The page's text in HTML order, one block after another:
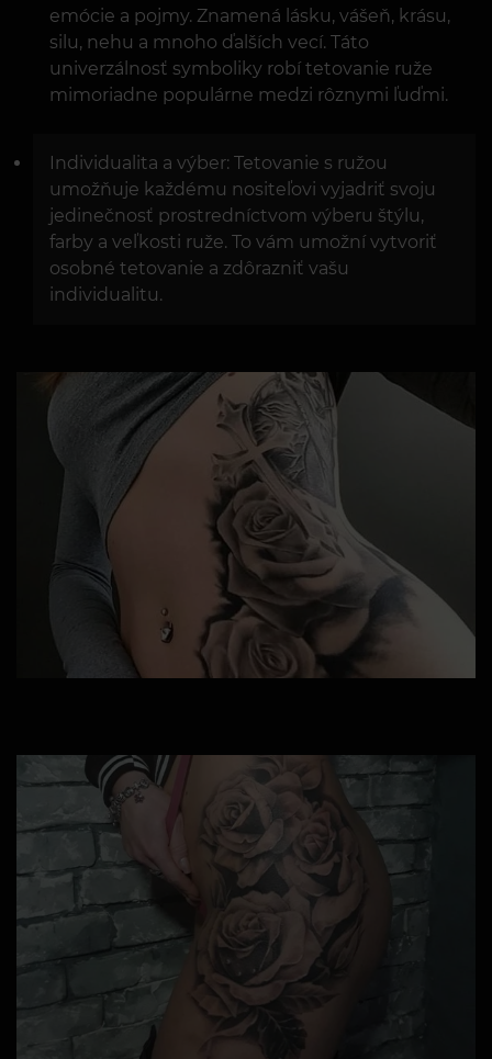
emócie a pojmy. Znamená lásku, vášeň, krásu,
silu, nehu a mnoho ďalších vecí. Táto
univerzálnosť symboliky robí tetovanie ruže
mimoriadne populárne medzi rôznymi ľuďmi.
Individualita a výber: Tetovanie s ružou
umožňuje každému nositeľovi vyjadriť svoju
jedinečnosť prostredníctvom výberu štýlu,
farby a veľkosti ruže. To vám umožní vytvoriť
osobné tetovanie a zdôrazniť vašu
individualitu.